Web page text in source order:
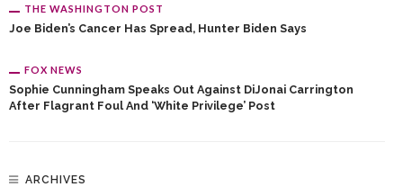
THE WASHINGTON POST
Joe Biden’s Cancer Has Spread, Hunter Biden Says
FOX NEWS
Sophie Cunningham Speaks Out Against DiJonai Carrington
After Flagrant Foul And ‘White Privilege’ Post
ARCHIVES